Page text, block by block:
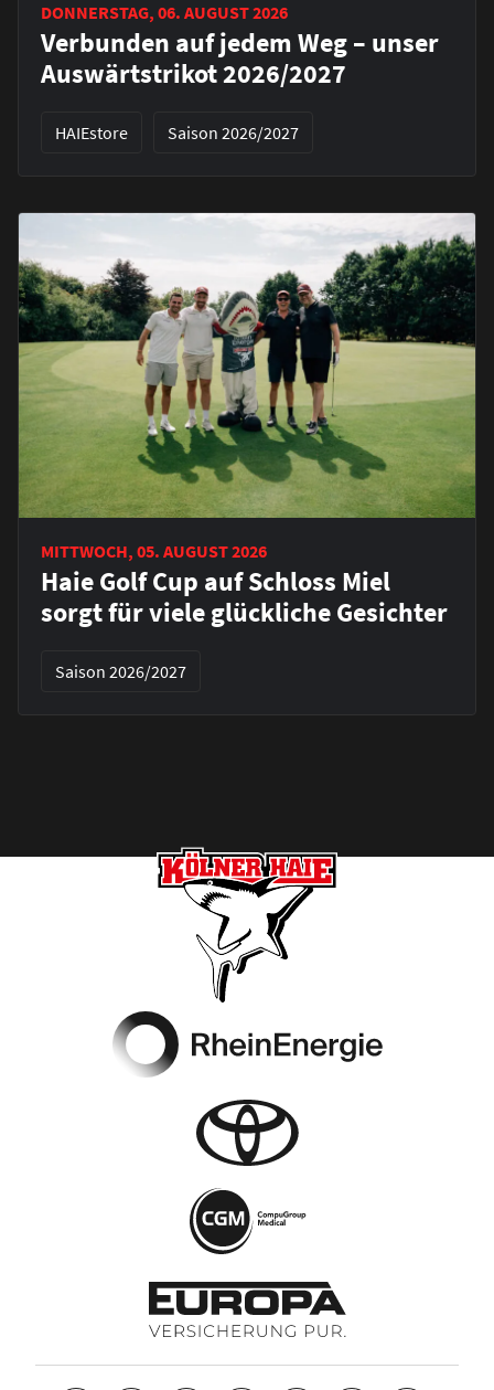
DONNERSTAG, 06. AUGUST 2026
Verbunden auf jedem Weg – unser
Auswärtstrikot 2026/2027
HAIEstore Saison 2026/2027
MITTWOCH, 05. AUGUST 2026
Haie Golf Cup auf Schloss Miel
sorgt für viele glückliche Gesichter
Saison 2026/2027